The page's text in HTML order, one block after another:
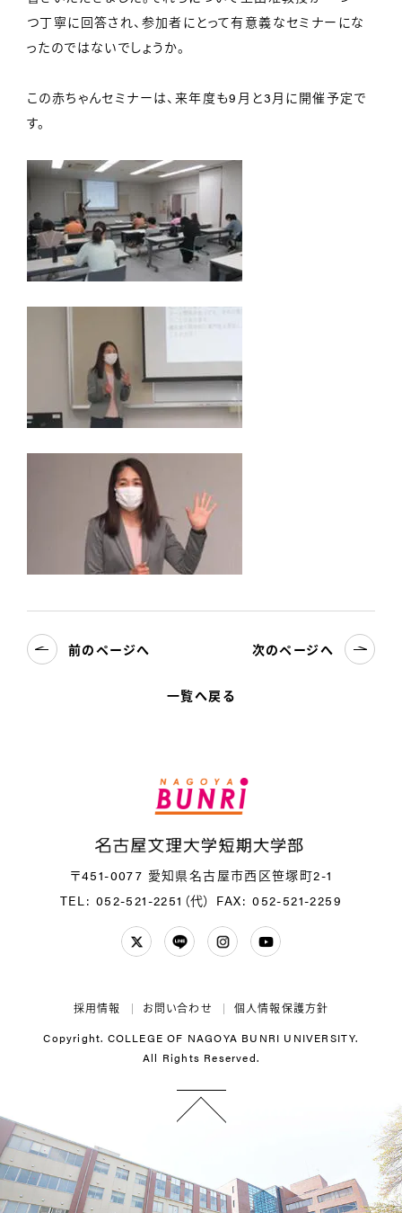
つ丁寧に回答され、参加者にとって有意義なセミナーにな
ったのではないでしょうか。
この赤ちゃんセミナーは、来年度も9月と3月に開催予定で
す。
一覧へ戻る
前のページへ 次のページへ
〒451-0077 愛知県名古屋市西区笹塚町2-1
TEL: 052-521-2251（代） FAX: 052-521-2259
個人情報保護方針
お問い合わせ
採用情報
Copyright. COLLEGE OF NAGOYA BUNRI UNIVERSITY.
All Rights Reserved.